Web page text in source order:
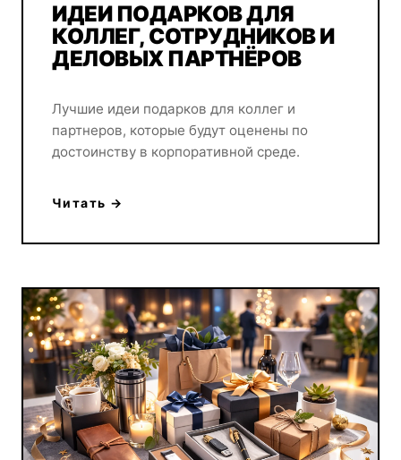
ИДЕИ ПОДАРКОВ ДЛЯ
КОЛЛЕГ, СОТРУДНИКОВ И
ДЕЛОВЫХ ПАРТНЁРОВ
Лучшие идеи подарков для коллег и
партнеров, которые будут оценены по
достоинству в корпоративной среде.
Читать →